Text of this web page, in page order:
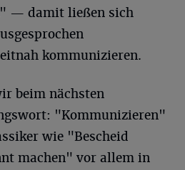
— damit ließen sich
kommunizieren.
beim nächsten
"Kommunizieren"
wie "Bescheid
machen" vor allem in